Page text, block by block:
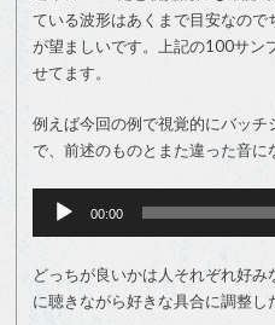
ヤ
ー
ている波形はあくまで目安なので
が望ましいです。上記の100サン
せてます。
例えば今回の例で視覚的にバッチ
で、前述のものとまた違った音に
プ
ー
ヤ
ー
00:00
どっちが良いかは人それぞれ好
に聴きながら好きな具合に調整し